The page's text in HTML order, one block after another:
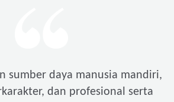
sumber daya manusia mandiri,
dan profesional serta